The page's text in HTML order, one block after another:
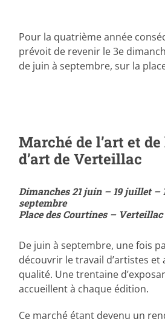
Pour la quatrième année
prévoit de revenir le 3e
de juin à septembre, sur la
Marché de l’art et
d’art de Verteillac
Dimanches 21 juin – 19 juillet –
septembre
Place des Courtines – Verteillac
De juin à septembre, une fois
découvrir le travail d’artistes et
qualité. Une trentaine
accueillent à chaque édition.
Ce marché étant devenu un